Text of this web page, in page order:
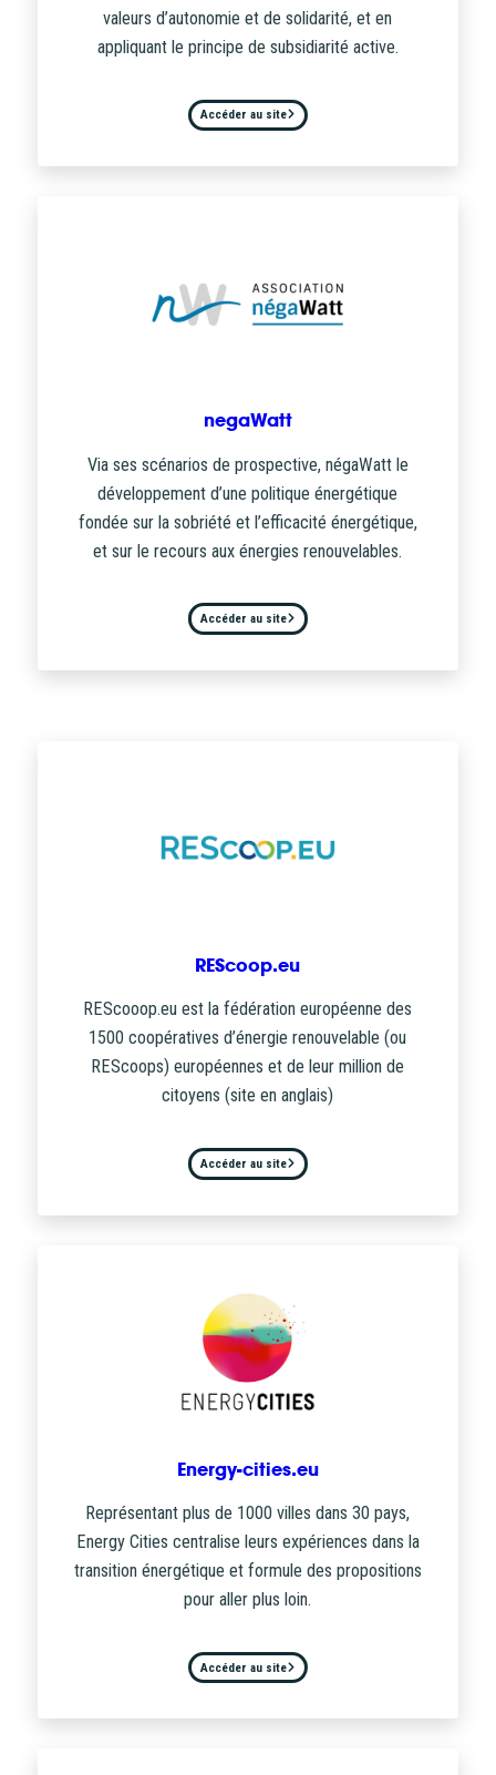
valeurs d’autonomie et de solidarité, et en
appliquant le principe de subsidiarité active.
Accéder au site
negaWatt
Via ses scénarios de prospective, négaWatt le
développement d’une politique énergétique
fondée sur la sobriété et l’efficacité énergétique,
et sur le recours aux énergies renouvelables.
Accéder au site
REScoop.eu
REScooop.eu est la fédération européenne des
1500 coopératives d’énergie renouvelable (ou
REScoops) européennes et de leur million de
citoyens (site en anglais)
Accéder au site
Energy-cities.eu
Représentant plus de 1000 villes dans 30 pays,
Energy Cities centralise leurs expériences dans la
transition énergétique et formule des propositions
pour aller plus loin.
Accéder au site